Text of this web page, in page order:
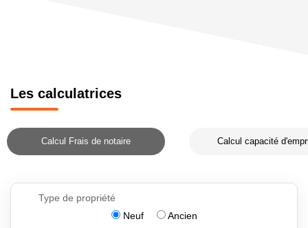
Les calculatrices
Calcul Frais de notaire Calcul capacité